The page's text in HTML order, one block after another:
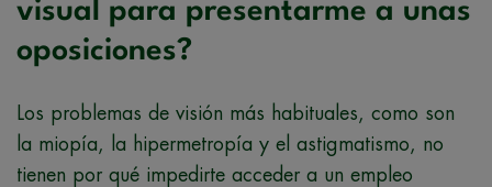
visual para presentarme a unas
oposiciones?
Los problemas de visión más habituales, como son
la miopía, la hipermetropía y el astigmatismo, no
tienen por qué impedirte acceder a un empleo